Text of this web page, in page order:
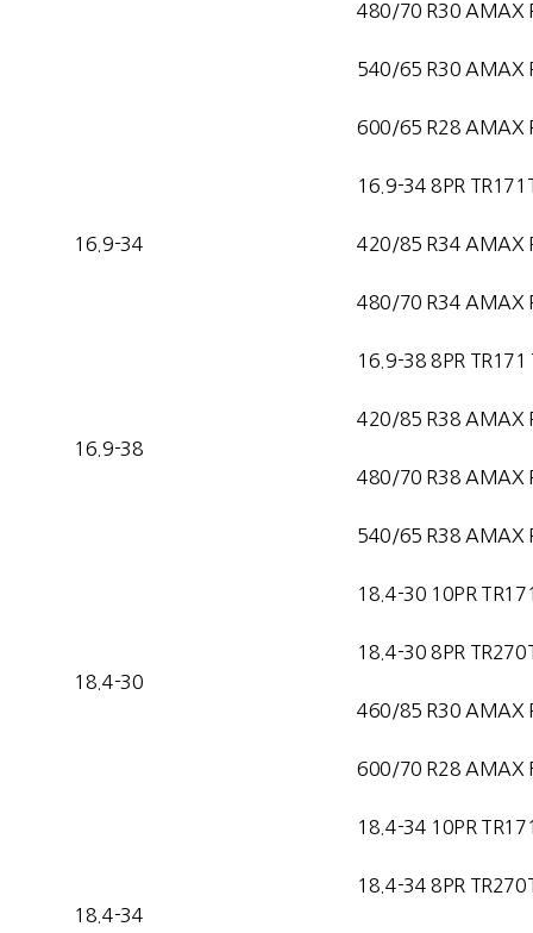
480/70 R30 AMAX
540/65 R30 AMAX
600/65 R28 AMAX
16.9-34
16.9-34 8PR
420/85 R34 AMAX
480/70 R34 AMAX
16.9-38
16.9-38 8PR TR171
420/85 R38 AMAX
480/70 R38 AMAX
540/65 R38 AMAX
18.4-30
18.4-30 10PR
18.4-30 8PR
460/85 R30 AMAX
600/70 R28 AMAX
18.4-34
18.4-34 10PR
18.4-34 8PR